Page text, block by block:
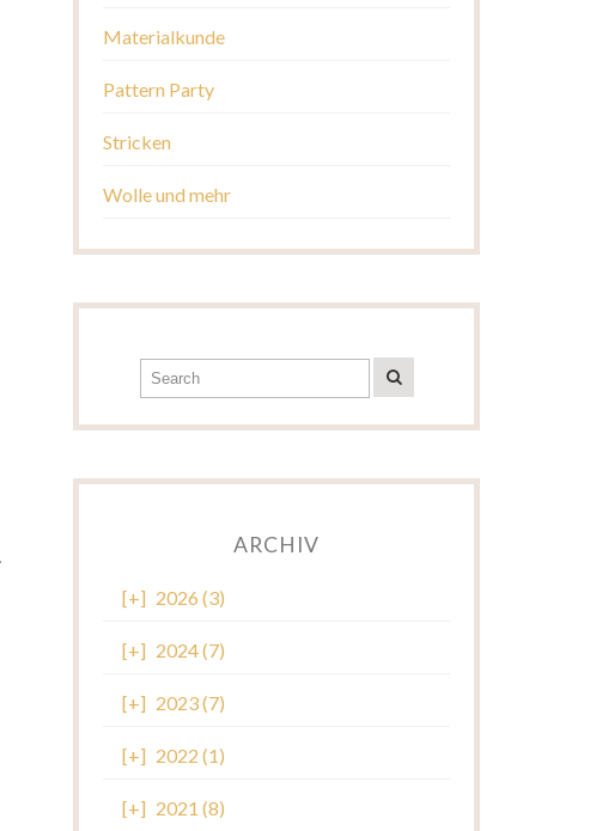
Materialkunde
Pattern Party
Stricken
Wolle und mehr
ARCHIV
[+] 2026 (3)
[+] 2024 (7)
[+] 2023 (7)
[+] 2022 (1)
[+] 2021 (8)